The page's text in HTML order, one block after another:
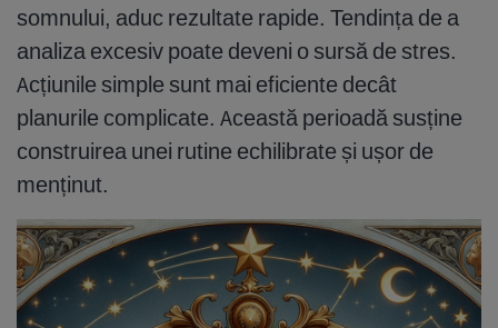
somnului, aduc rezultate rapide. Tendința de a
analiza excesiv poate deveni o sursă de stres.
Acțiunile simple sunt mai eficiente decât
planurile complicate. Această perioadă susține
construirea unei rutine echilibrate și ușor de
menținut.